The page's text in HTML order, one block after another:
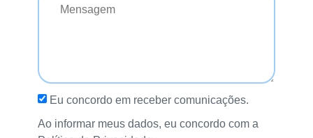
Eu concordo em receber comunicações.
Ao informar meus dados, eu concordo com a